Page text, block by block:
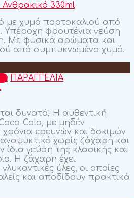
330ml
με χυμό πορτοκαλιού από
φρουτένια γεύση
Με φυσικά αρώματα και
από συμπυκνωμένο χυμό.
ΠΑΡΑΓΓΕΛΙΑ
δυνατό! H αυθεντική
Cola, με μηδέν
ερευνών και δοκιμών
χωρίς ζάχαρη και
ίδια γεύση της κλασικής και
Η ζάχαρη έχει
ύλες, οι οποίες
και αποδίδουν πρακτικά